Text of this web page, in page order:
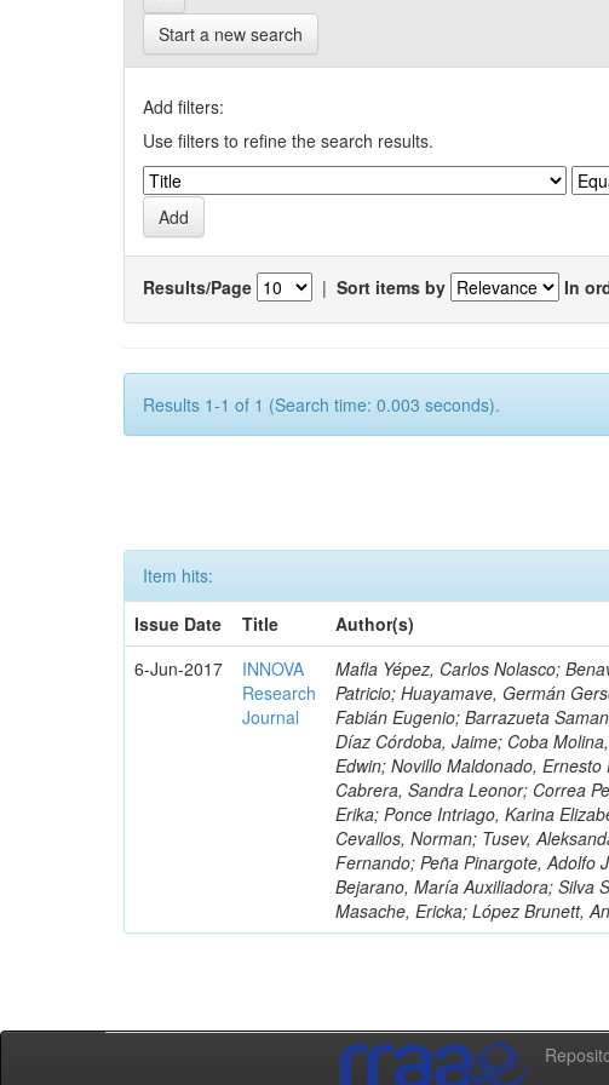
Start a new search
Add filters:
Use filters to refine the search results.
Results/Page | Sort items by In
Results 1-1 of 1 (Search time: 0.003 seconds).
Item hits:
Issue Date
Title
Author(s)
6-Jun-2017
INNOVA
Research
Journal
Mafla Yépez, Carlos Nolasco;
Patricio; Huayamave, Germán
Fabián Eugenio; Barrazueta
Díaz Córdoba, Jaime; Coba
Edwin; Novillo Maldonado,
Cabrera, Sandra Leonor; Correa
Erika; Ponce Intriago, Karina
Cevallos, Norman; Tusev,
Fernando; Peña Pinargote, Adolfo
Bejarano, María Auxiliadora; Silva
Masache, Ericka; López Brunett,